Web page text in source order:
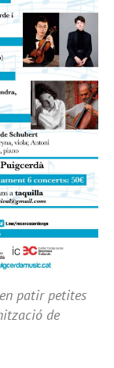
patir petites
de